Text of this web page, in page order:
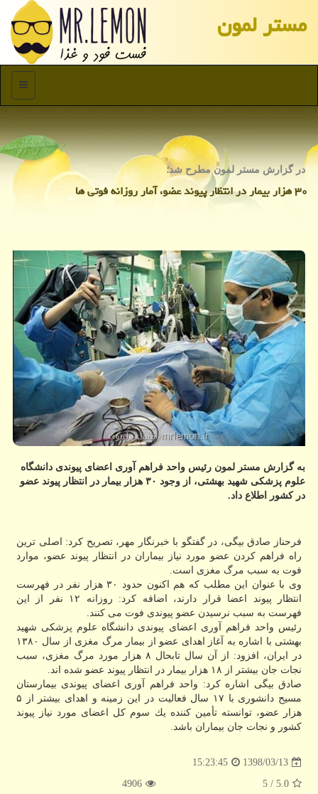
مستر لمون
منو
در گزارش مستر لمون مطرح شد؛
۳۰ هزار بیمار در انتظار پیوند عضو، آمار روزانه فوتی ها
به گزارش مستر لمون رئیس واحد فراهم آوری اعضای پیوندی دانشگاه
علوم پزشكی شهید بهشتی، از وجود ۳۰ هزار بیمار در انتظار پیوند عضو
در كشور اطلاع داد.
فرحناز صادق بیگی، در گفتگو با خبرنگار مهر، تصریح كرد: اصلی ترین
راه فراهم كردن عضو مورد نیاز بیماران در انتظار پیوند عضو، موارد
فوت به سبب مرگ مغزی است.
وی با عنوان این مطلب كه هم اكنون حدود ۳۰ هزار نفر در فهرست
انتظار پیوند اعضا قرار دارند، اضافه كرد: روزانه ۱۲ نفر از این
فهرست به سبب نرسیدن عضو پیوندی فوت می كنند.
رئیس واحد فراهم آوری اعضای پیوندی دانشگاه علوم پزشكی شهید
بهشتی با اشاره به آغاز اهدای عضو از بیمار مرگ مغزی از سال ۱۳۸۰
در ایران، افزود: از آن سال تابحال ۸ هزار مورد مرگ مغزی، سبب
نجات جان بیشتر از ۱۸ هزار بیمار در انتظار پیوند عضو شده اند.
صادق بیگی اشاره كرد: واحد فراهم آوری اعضای پیوندی بیمارستان
مسیح دانشوری با ۱۷ سال فعالیت در این زمینه و اهدای بیشتر از ۵
هزار عضو، توانسته تأمین كننده یك سوم كل اعضای مورد نیاز پیوند
كشور و نجات جان بیماران باشد.
1398/03/13
15:23:45
5.0
/ 5
4906